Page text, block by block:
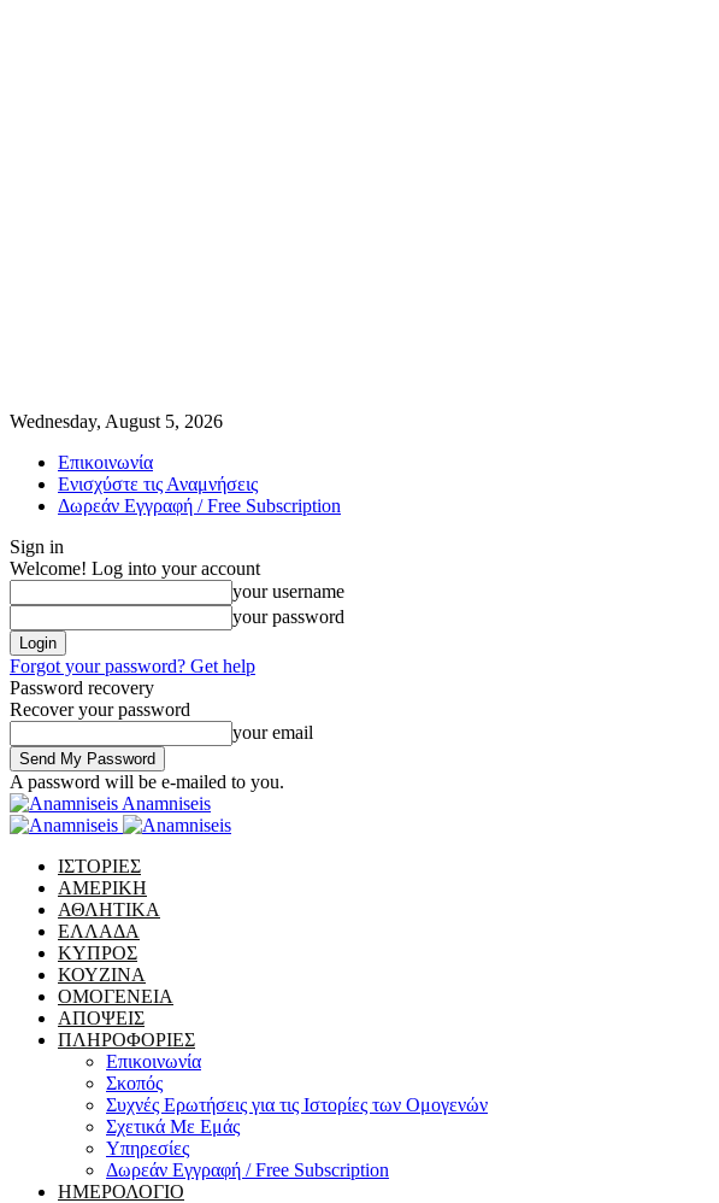
Wednesday, August 5, 2026
Επικοινωνία
Ενισχύστε τις Αναμνήσεις
Δωρεάν Εγγραφή / Free Subscription
Sign in
Welcome! Log into your account
your username
your password
Forgot your password? Get help
Password recovery
Recover your password
your email
A password will be e-mailed to you.
Anamniseis
ΙΣΤΟΡΙΕΣ
ΑΜΕΡΙΚΗ
ΑΘΛΗΤΙΚΑ
ΕΛΛΑΔΑ
ΚΥΠΡΟΣ
ΚΟΥΖΙΝΑ
ΟΜΟΓΕΝΕΙΑ
ΑΠΟΨΕΙΣ
ΠΛΗΡΟΦΟΡΙΕΣ
Επικοινωνία
Σκοπός
Συχνές Ερωτήσεις για τις Ιστορίες των Ομογενών
Σχετικά Με Εμάς
Υπηρεσίες
Δωρεάν Εγγραφή / Free Subscription
ΗΜΕΡΟΛΟΓΙΟ